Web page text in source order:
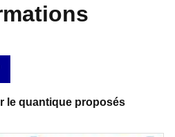
le quantique proposés